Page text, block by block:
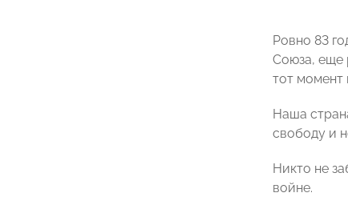
Ровно 83
Союза, еще
тот момент
Наша
свободу и
Никто не
войне.